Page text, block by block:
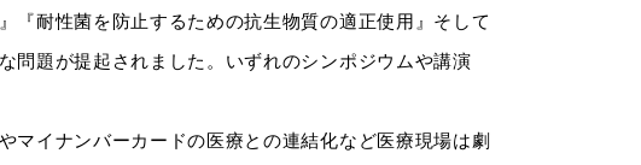
耐性菌を防止するための抗生物質の適正使用』そして
問題が提起されました。いずれのシンポジウムや講演
マイナンバーカードの医療との連結化など医療現場は劇